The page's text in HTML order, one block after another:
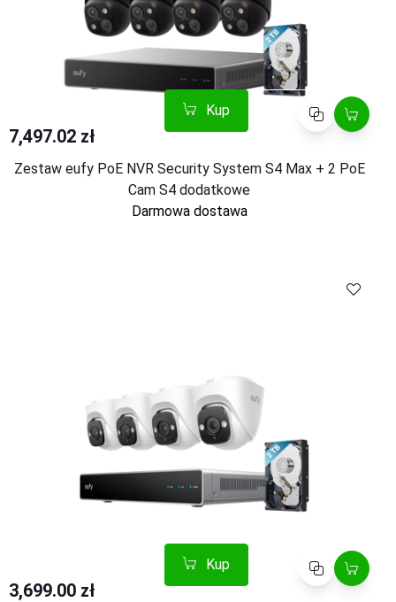
Kup Porównaj
7,497.02 zł
Zestaw eufy PoE NVR Security System S4 Max + 2 PoE
Cam S4 dodatkowe
Darmowa dostawa
Kup Porównaj
3,699.00 zł